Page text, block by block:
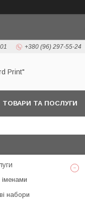
+380 (96) 297-55-24
Print"
ТОВАРИ ТА ПОСЛУГИ
набори